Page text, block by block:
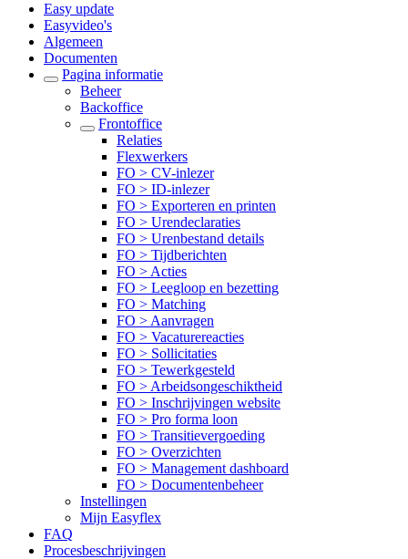
Easy update
Easyvideo's
Algemeen
Documenten
Pagina informatie
Beheer
Backoffice
Frontoffice
Relaties
Flexwerkers
FO > CV-inlezer
FO > ID-inlezer
FO > Exporteren en printen
FO > Urendeclaraties
FO > Urenbestand details
FO > Tijdberichten
FO > Acties
FO > Leegloop en bezetting
FO > Matching
FO > Aanvragen
FO > Vacaturereacties
FO > Sollicitaties
FO > Tewerkgesteld
FO > Arbeidsongeschiktheid
FO > Inschrijvingen website
FO > Pro forma loon
FO > Transitievergoeding
FO > Overzichten
FO > Management dashboard
FO > Documentenbeheer
Instellingen
Mijn Easyflex
FAQ
Procesbeschrijvingen